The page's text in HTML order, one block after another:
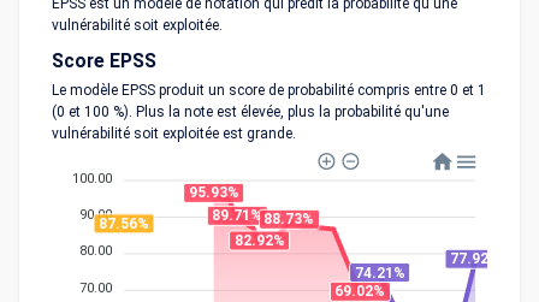
EPSS est un modèle de notation qui prédit la probabilité qu'une
vulnérabilité soit exploitée.
Score EPSS
Le modèle EPSS produit un score de probabilité compris entre 0 et 1
(0 et 100 %). Plus la note est élevée, plus la probabilité qu'une
vulnérabilité soit exploitée est grande.
100.00
90.00
80.00
70.00
87.56%
95.93%
89.71%
82.92%
88.73%
69.02%
74.21%
77.92%